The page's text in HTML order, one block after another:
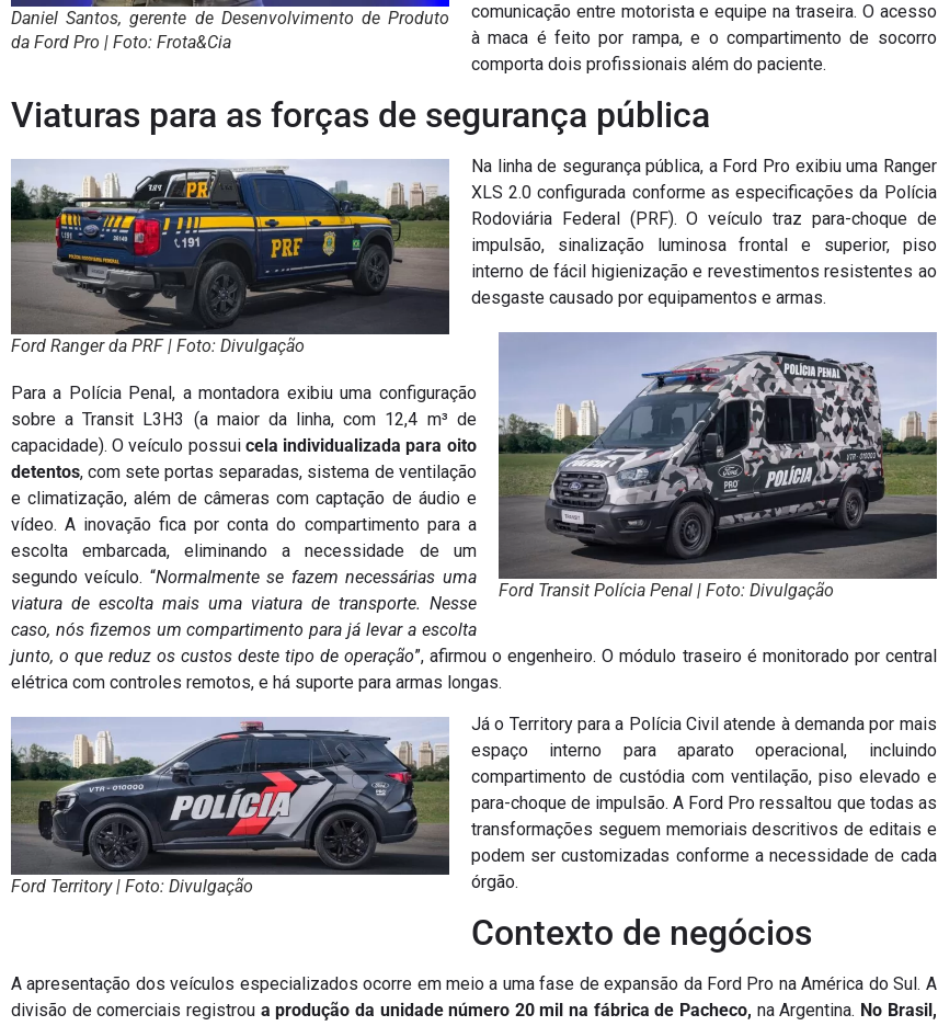
Daniel Santos, gerente de Desenvolvimento de Produto
da Ford Pro | Foto: Frota&Cia
comunicação entre motorista e equipe na traseira. O acesso
à maca é feito por rampa, e o compartimento de socorro
comporta dois profissionais além do paciente.
Viaturas para as forças de segurança pública
Ford Ranger da PRF | Foto: Divulgação
Na linha de segurança pública, a Ford Pro exibiu uma Ranger
XLS 2.0 configurada conforme as especificações da Polícia
Rodoviária Federal (PRF). O veículo traz para-choque de
impulsão, sinalização luminosa frontal e superior, piso
interno de fácil higienização e revestimentos resistentes ao
desgaste causado por equipamentos e armas.
Ford Transit Polícia Penal | Foto: Divulgação
Para a Polícia Penal, a montadora exibiu uma configuração
sobre a Transit L3H3 (a maior da linha, com 12,4 m³ de
capacidade). O veículo possui cela individualizada para oito
detentos, com sete portas separadas, sistema de ventilação
e climatização, além de câmeras com captação de áudio e
vídeo. A inovação fica por conta do compartimento para a
escolta embarcada, eliminando a necessidade de um
segundo veículo. “Normalmente se fazem necessárias uma
viatura de escolta mais uma viatura de transporte. Nesse
caso, nós fizemos um compartimento para já levar a escolta
junto, o que reduz os custos deste tipo de operação”, afirmou o engenheiro. O módulo traseiro é monitorado por central
elétrica com controles remotos, e há suporte para armas longas.
Ford Territory | Foto: Divulgação
Já o Territory para a Polícia Civil atende à demanda por mais
espaço interno para aparato operacional, incluindo
compartimento de custódia com ventilação, piso elevado e
para-choque de impulsão. A Ford Pro ressaltou que todas as
transformações seguem memoriais descritivos de editais e
podem ser customizadas conforme a necessidade de cada
órgão.
Contexto de negócios
A apresentação dos veículos especializados ocorre em meio a uma fase de expansão da Ford Pro na América do Sul. A
divisão de comerciais registrou a produção da unidade número 20 mil na fábrica de Pacheco, na Argentina. No Brasil,